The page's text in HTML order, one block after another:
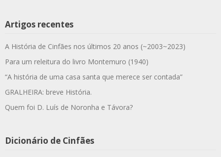
Artigos recentes
A História de Cinfães nos últimos 20 anos (~2003~2023)
Para um releitura do livro Montemuro (1940)
“A história de uma casa santa que merece ser contada”
GRALHEIRA: breve História.
Quem foi D. Luís de Noronha e Távora?
Dicionário de Cinfães